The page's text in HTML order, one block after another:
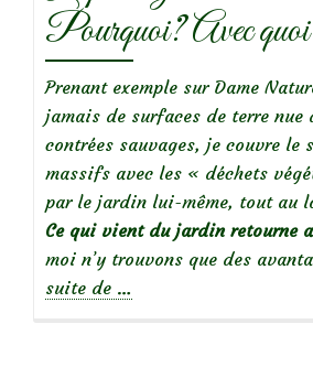
Pourquoi? Avec
Prenant exemple sur Dame
jamais de surfaces de terre nue
contrées sauvages, je couvre le
massifs avec les « déchets
par le jardin lui-même, tout au
Ce qui vient du jardin retourne
moi n’y trouvons que des
suite de à
…